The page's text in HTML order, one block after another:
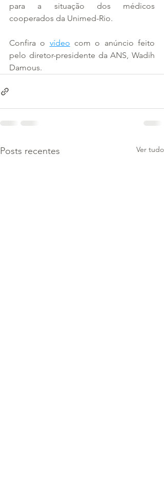
para a situação dos médicos
cooperados da Unimed-Rio.
Confira o vídeo com o anúncio feito
pelo diretor-presidente da ANS, Wadih
Damous.
Posts recentes Ver tudo